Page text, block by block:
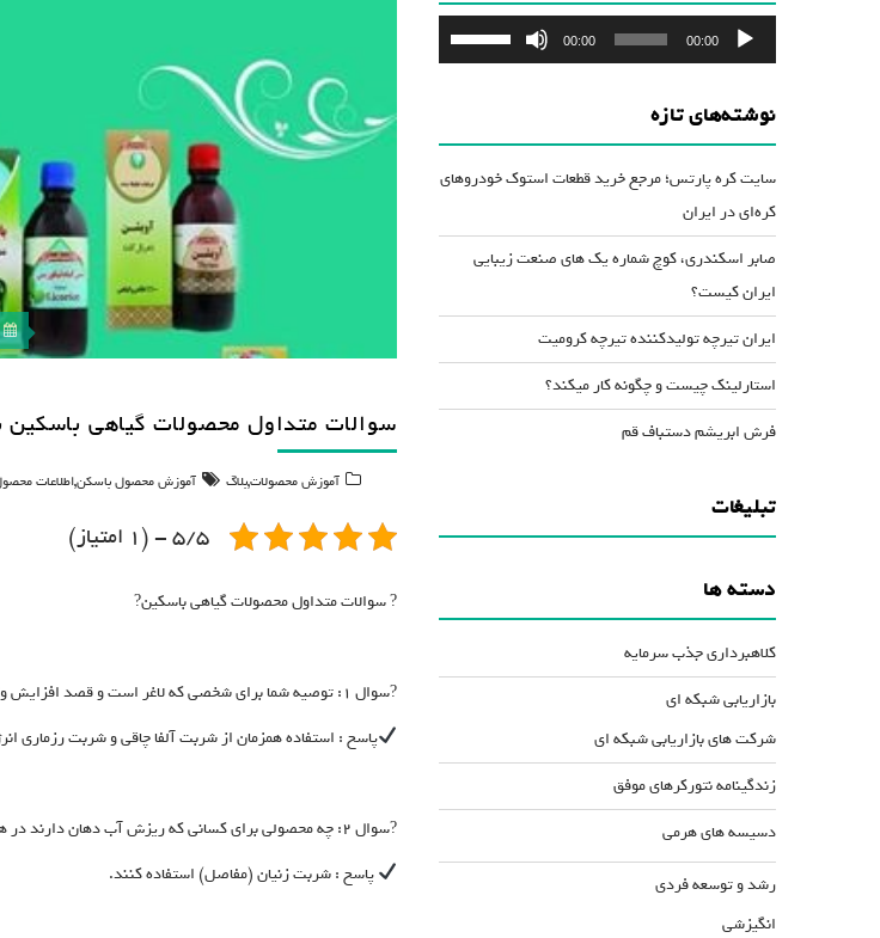
سوالات متداول محصولات گیاهی
آموزش محصولات,بلاگ آموزش محصول باسکن,اطلاعات
5/5 - (1 امتیاز)
? سوالات متداول محصولات گیاهی باسکین?
?سوال ۱: توصیه شما برای شخصی که لاغر است و قصد افزایش وزن دارد چیست؟
پاسخ : استفاده همزمان از شربت آلفا چاقی و شربت رزماری
?سوال ۲: چه محصولی برای کسانی که ریزش آب دهان دارند در هنگام خواب توصیه میشود؟
پاسخ : شربت‌ زنیان (مفاصل) استفاده کنند.
پخش‌کننده
صوت
00:00
00:00
برای
افزایش
کلیدهای
استفاده
نوشته‌های تازه
سایت کره پارتس؛ مرجع خرید قطعات استوک خودروهای
کره‌ای در ایران
صابر اسکندری، کوچ شماره یک های صنعت زیبایی
ایران کیست؟
ایران تیرچه تولیدکننده تیرچه کرومیت
استارلینک چیست و چگونه کار میکند؟
فرش ابریشم دستباف قم
تبلیغات
دسته ها
کلاهبرداری جذب سرمایه
بازاریابی شبکه ای
شرکت های بازاریابی شبکه ای
زندگینامه نتورکرهای موفق
دسیسه های هرمی
رشد و توسعه فردی
انگیزشی